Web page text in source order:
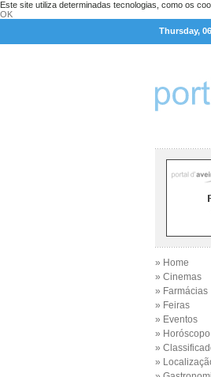
Este site utiliza determinadas tecnologias, como os
OK
Thursday,
» Home
» Cinemas
» Farmácias
» Feiras
» Eventos
» Horóscopo
»
»